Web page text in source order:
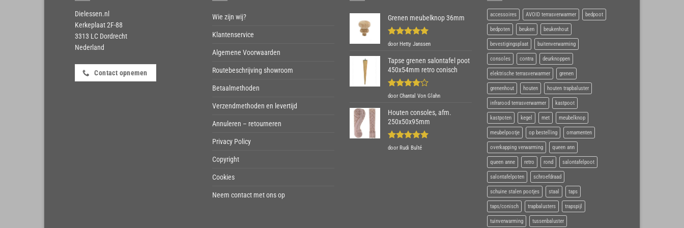
Dielessen.nl
Kerkeplaat 2F-88
3313 LC Dordrecht
Nederland
Contact opnemen
Wie zijn wij?
Klantenservice
Algemene Voorwaarden
Routebeschrijving showroom
Betaalmethoden
Verzendmethoden en levertijd
Annuleren – retourneren
Privacy Policy
Copyright
Cookies
Neem contact met ons op
Grenen meubelknop 36mm
Gewaardeerd
door Hetty Janssen
Tapse grenen salontafel poot
450x54mm retro conisch
Gewaardeerd
door Chantal Von Glahn
Houten consoles, afm.
250x50x95mm
Gewaardeerd
door Rudi Bulté
accessoires AVOID terrasverwarmer bedpoot
bedpoten beuken beukenhout
bevestigingsplaat buitenverwarming
consoles contra deurknoppen
elektrische terrasverwarmer grenen
grenenhout houten houten trapbaluster
infrarood terrasverwarmer kastpoot
kastpoten kegel met meubelknop
meubelpootje op bestelling ornamenten
overkapping verwarming queen ann
queen anne retro rond salontafelpoot
salontafelpoten schroefdraad
schuine stalen pootjes staal taps
taps/conisch trapbalusters trapspijl
tuinverwarming tussenbaluster